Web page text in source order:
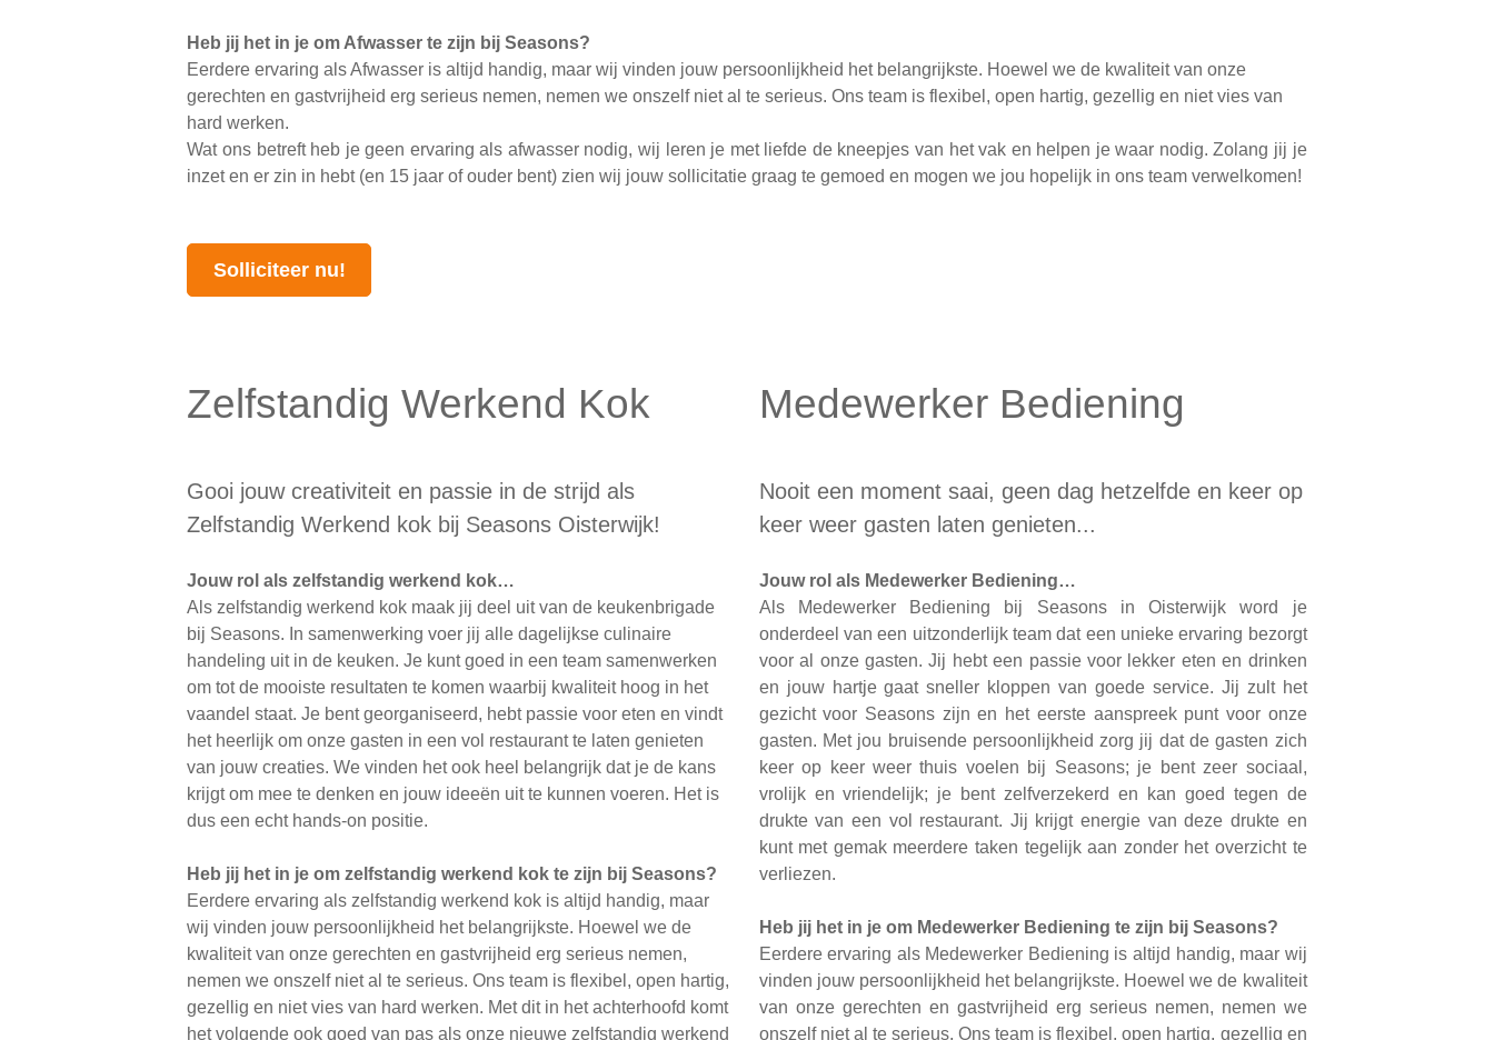
Heb jij het in je om Afwasser te zijn bij Seasons?
Eerdere ervaring als Afwasser is altijd handig, maar wij vinden jouw persoonlijkheid het belangrijkste. Hoewel we de kwaliteit van onze
gerechten en gastvrijheid erg serieus nemen, nemen we onszelf niet al te serieus. Ons team is flexibel, open hartig, gezellig en niet vies van
hard werken.
Wat ons betreft heb je geen ervaring als afwasser nodig, wij leren je met liefde de kneepjes van het vak en helpen je waar nodig. Zolang jij je
inzet en er zin in hebt (en 15 jaar of ouder bent) zien wij jouw sollicitatie graag te gemoed en mogen we jou hopelijk in ons team verwelkomen!
Solliciteer nu!
Zelfstandig Werkend Kok
Gooi jouw creativiteit en passie in de strijd als
Zelfstandig Werkend kok bij Seasons Oisterwijk!
Jouw rol als zelfstandig werkend kok…
Als zelfstandig werkend kok maak jij deel uit van de keukenbrigade
bij Seasons. In samenwerking voer jij alle dagelijkse culinaire
handeling uit in de keuken. Je kunt goed in een team samenwerken
om tot de mooiste resultaten te komen waarbij kwaliteit hoog in het
vaandel staat. Je bent georganiseerd, hebt passie voor eten en vindt
het heerlijk om onze gasten in een vol restaurant te laten genieten
van jouw creaties. We vinden het ook heel belangrijk dat je de kans
krijgt om mee te denken en jouw ideeën uit te kunnen voeren. Het is
dus een echt hands-on positie.
Heb jij het in je om zelfstandig werkend kok te zijn bij Seasons?
Eerdere ervaring als zelfstandig werkend kok is altijd handig, maar
wij vinden jouw persoonlijkheid het belangrijkste. Hoewel we de
kwaliteit van onze gerechten en gastvrijheid erg serieus nemen,
nemen we onszelf niet al te serieus. Ons team is flexibel, open hartig,
gezellig en niet vies van hard werken. Met dit in het achterhoofd komt
het volgende ook goed van pas als onze nieuwe zelfstandig werkend
Medewerker Bediening
Nooit een moment saai, geen dag hetzelfde en keer op
keer weer gasten laten genieten...
Jouw rol als Medewerker Bediening…
Als Medewerker Bediening bij Seasons in Oisterwijk word je
onderdeel van een uitzonderlijk team dat een unieke ervaring bezorgt
voor al onze gasten. Jij hebt een passie voor lekker eten en drinken
en jouw hartje gaat sneller kloppen van goede service. Jij zult het
gezicht voor Seasons zijn en het eerste aanspreek punt voor onze
gasten. Met jou bruisende persoonlijkheid zorg jij dat de gasten zich
keer op keer weer thuis voelen bij Seasons; je bent zeer sociaal,
vrolijk en vriendelijk; je bent zelfverzekerd en kan goed tegen de
drukte van een vol restaurant. Jij krijgt energie van deze drukte en
kunt met gemak meerdere taken tegelijk aan zonder het overzicht te
verliezen.
Heb jij het in je om Medewerker Bediening te zijn bij Seasons?
Eerdere ervaring als Medewerker Bediening is altijd handig, maar wij
vinden jouw persoonlijkheid het belangrijkste. Hoewel we de kwaliteit
van onze gerechten en gastvrijheid erg serieus nemen, nemen we
onszelf niet al te serieus. Ons team is flexibel, open hartig, gezellig en